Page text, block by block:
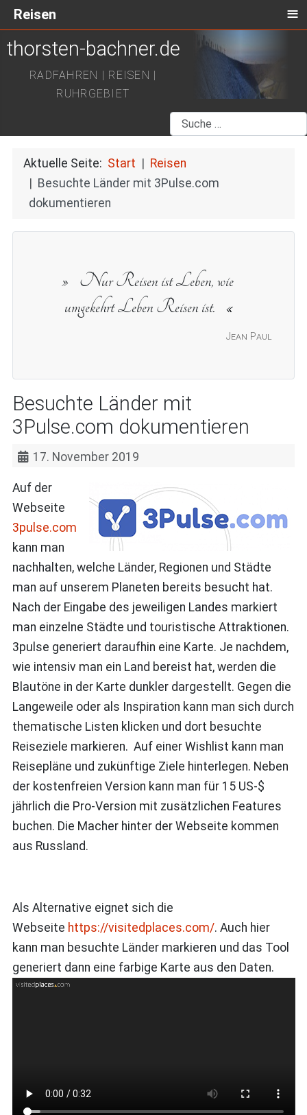
thorsten-bachner.de
RADFAHREN | REISEN |
RUHRGEBIET
Suchen
Aktuelle Seite: Start
Reisen
Besuchte Länder mit 3Pulse.com
dokumentieren
Jean Paul
Nur Reisen ist Leben, wie
umgekehrt Leben Reisen ist.
Besuchte Länder mit
3Pulse.com dokumentieren
17. November 2019
Auf der
Webseite
3pulse.com
kann man
nachhalten, welche Länder, Regionen und Städte
man auf unserem Planeten bereits besucht hat.
Nach der Eingabe des jeweiligen Landes markiert
man einzelne Städte und touristische Attraktionen.
3pulse generiert daraufhin eine Karte. Je nachdem,
wie intensiv man ein Land bereist hat, werden die
Blautöne in der Karte dunkler dargestellt. Gegen die
Langeweile oder als Inspiration kann man sich durch
thematische Listen klicken und dort besuchte
Reiseziele markieren. Auf einer Wishlist kann man
Reisepläne und zukünftige Ziele hinterlegen. Neben
der kostenfreien Version kann man für 15 US-$
jährlich die Pro-Version mit zusätzlichen Features
buchen. Die Macher hinter der Webseite kommen
aus Russland.
Als Alternative eignet sich die
Webseite https://visitedplaces.com/. Auch hier
kann man besuchte Länder markieren und das Tool
generiert dann eine farbige Karte aus den Daten.
Reisen ≡